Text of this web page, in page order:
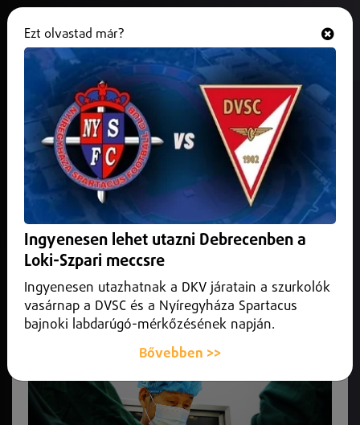
Fizetős formában kapott állami
szintű ellátást egy debreceni férfi
2026. május 29.Debrecen Helyi
Fizetős formában kapott állami szintű ellátást egy
gyors eltávolításáért, az eset miatt pedig az egészségügyi
miniszter felülvizsgálja az egyetemi magánszolgáltatók
működését.
Ezt olvastad már?
Ingyenesen lehet utazni Debrecenben a
Loki-Szpari meccsre
Ingyenesen utazhatnak a DKV járatain a szurkolók
vasárnap a DVSC és a Nyíregyháza Spartacus
bajnoki labdarúgó-mérkőzésének napján.
Bővebben >>